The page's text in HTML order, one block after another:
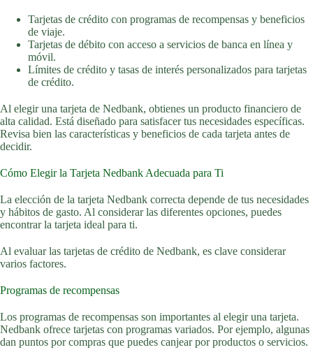
Tarjetas de crédito con programas de recompensas y beneficios
de viaje.
Tarjetas de débito con acceso a servicios de banca en línea y
móvil.
Límites de crédito y tasas de interés personalizados para tarjetas
de crédito.
Al elegir una tarjeta de Nedbank, obtienes un producto financiero de
alta calidad. Está diseñado para satisfacer tus necesidades específicas.
Revisa bien las características y beneficios de cada tarjeta antes de
decidir.
Cómo Elegir la Tarjeta Nedbank Adecuada para Ti
La elección de la tarjeta Nedbank correcta depende de tus necesidades
y hábitos de gasto. Al considerar las diferentes opciones, puedes
encontrar la tarjeta ideal para ti.
Al evaluar las tarjetas de crédito de Nedbank, es clave considerar
varios factores.
Programas de recompensas
Los programas de recompensas son importantes al elegir una tarjeta.
Nedbank ofrece tarjetas con programas variados. Por ejemplo, algunas
dan puntos por compras que puedes canjear por productos o servicios.